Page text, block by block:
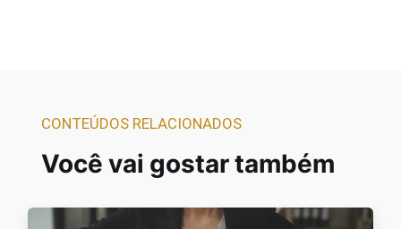
CONTEÚDOS RELACIONADOS
Você vai gostar também